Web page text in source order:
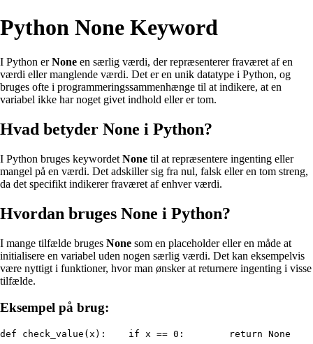
Python None Keyword
I Python erNone en særlig værdi, der repræsenterer fraværet af en
værdi eller manglende værdi. Det er en unik datatype i Python, og
bruges ofte i programmeringssammenhænge til at indikere, at en
variabel ikke har noget givet indhold eller er tom.
Hvad betyder None i Python?
I Python bruges keywordet None til at repræsentere ingenting eller
mangel på en værdi. Det adskiller sig fra nul, falsk eller en tom streng,
da det specifikt indikerer fraværet af enhver værdi.
Hvordan bruges None i Python?
I mange tilfælde bruges None som en placeholder eller en måde at
initialisere en variabel uden nogen særlig værdi. Det kan eksempelvis
være nyttigt i funktioner, hvor man ønsker at returnere ingenting i visse
tilfælde.
Eksempel på brug:
def check_value(x):    if x == 0:        return